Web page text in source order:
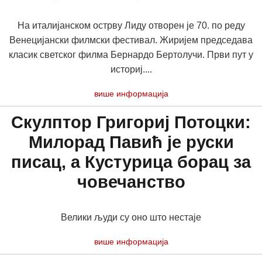
На италијанском острву Лиду отворен је 70. по реду
Венецијански филмски фестивал. Жиријем председава
класик светског филма Бернардо Бертолучи. Први пут у
историј....
више информација
Скулптор Григориј Потоцки:
Милорад Павић је руски
писац, а Кустурица борац за
човечанство
Велики људи су оно што нестаје
више информација